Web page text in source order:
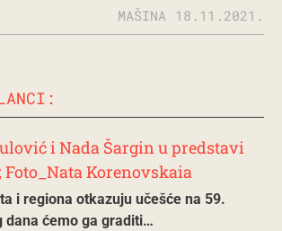
MAŠINA 18.11.2021.
i regiona otkazuju učešće na 59.
dana ćemo ga graditi…